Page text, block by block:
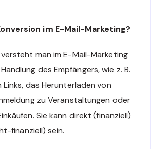
im E-Mail-Marketing?
man im E-Mail-Marketing
des Empfängers, wie z. B.
Links, das Herunterladen von
zu Veranstaltungen oder
Sie kann direkt (finanziell)
finanziell) sein.